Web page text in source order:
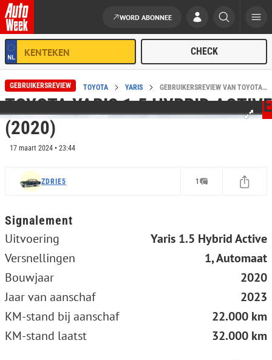
Ga naar de inhoud
WORD ABONNEE
HOME REVIEWS TOYOTA YARIS GEBRUIKERSREVIEW VAN TOYOTA YARIS 1.5 HYBRID ACTIVE (2020)
GEBRUIKERSREVIEW
TOYOTA YARIS 1.5 HYBRID ACTIVE
(2020)
17 maart 2024 • 23:44
ZDRIE5 1
Signalement
Uitvoering
Yaris 1.5 Hybrid Active
Versnellingen
1, Automaat
Bouwjaar
2020
Jaar van aanschaf
2023
KM-stand bij aanschaf
22.000 km
KM-stand laatst
32.000 km